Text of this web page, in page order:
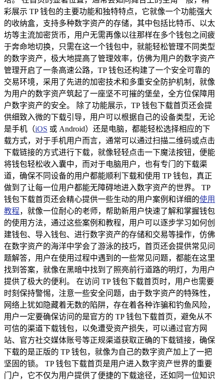
彩展示 TP 钱包的主要功能和独特特点，它就像一个功能强大
的收纳盒，支持多种数字资产的存储，其中包括比特币、以太
坊等主流加密货币，用户无需再像以往那样在多个钱包之间疲
于奔命地切换，只需在这一个钱包中，就能轻松管理不同类型
的数字资产，极大地提高了管理效率，仿佛为用户的数字资产
管理开启了一条高速公路，TP 钱包还构建了一个安全可靠的
交易环境，采用了先进的加密技术和多重安全防护机制，就像
为用户的数字资产筑起了一座坚不可摧的堡垒，全方位保障用
户数字资产的安全。 除了功能展示，TP 钱包下载首页还会提
供细致入微的下载引导，用户可以根据自己的设备类型，无论
是手机（iOS 或 Android）还是电脑，都能轻松选择相应的下
载方式，对于手机用户而言，通常可以通过扫描二维码或点击
下载链接的方式进行下载，就像轻轻点击一下魔法按钮，便能
将钱包轻松收入囊中，而对于电脑用户，也有专门的下载渠
道，确保不同设备的用户都能顺利下载和使用 TP 钱包，真正
做到了让每一位用户都能无障碍地进入数字资产的世界。 TP
钱包下载首页还会精心提供一些生动的用户案例和详细的使用
教程，就像一位耐心的老师，帮助新用户快速了解和掌握钱包
的使用方法，通过这些案例和教程，用户可以逐步学习如何创
建钱包、导入钱包、进行数字资产的存储和交易等操作，仿佛
在数字资产的海洋中学会了游泳的技巧，首页还会提供常见问
题解答，用户在使用过程中遇到的一些常见问题，都能在这里
找到答案，就像在黑暗中找到了照亮前行道路的明灯，为用户
提供了极大的便利。 在访问 TP 钱包下载首页时，用户也需要
时刻保持警惕，注意一些安全问题，由于数字资产的特殊性，
网络上犹如隐藏着无数的陷阱，存在着各种诈骗和钓鱼风险，
用户一定要确保访问的是官方的 TP 钱包下载首页，避免从不
可信的渠道下载钱包，以免遭受资产损失，可以通过官方网
站、官方社交媒体账号等正规渠道获取正确的下载链接，确保
下载的是正版的 TP 钱包，就像为自己的数字资产加上了一把
坚固的锁。 TP 钱包下载首页是用户进入数字资产世界的重要
门户，它不仅为用户提供了便捷的下载途径，还如同一位知识